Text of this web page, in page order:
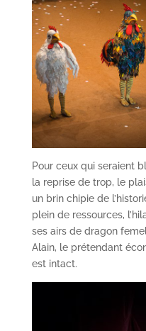
Pour ceux qui seraient
la reprise de trop, le
un brin chipie de
plein de ressources,
ses airs de dragon
Alain, le prétendant
est intact.